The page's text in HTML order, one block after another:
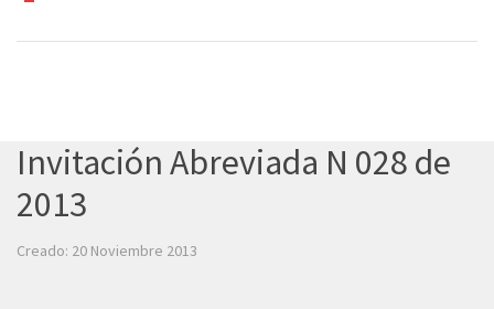
Invitación Abreviada N 028 de
2013
Creado: 20 Noviembre 2013